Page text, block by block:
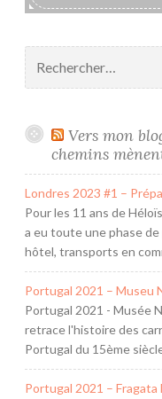
Vers mon
chemins
Londres 2023 #1 –
Pour les 11 ans de
a eu toute une phase
hôtel, transports en
Portugal 2021 – Museu
Portugal 2021 - Musée
retrace l'histoire des
Portugal du 15ème
Portugal 2021 –